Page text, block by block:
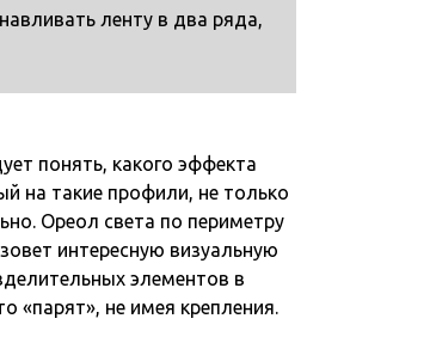
ленту в два ряда,
понять, какого эффекта
на такие профили, не только
Ореол света по периметру
интересную визуальную
элементов в
«парят», не имея крепления.